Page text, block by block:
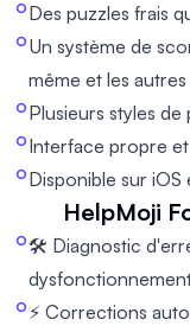
Des puzzles frais
Un système de
même et les
Plusieurs styles
Interface propre
Disponible sur
HelpMoji
🛠️ Diagnostic
⚡ Corrections